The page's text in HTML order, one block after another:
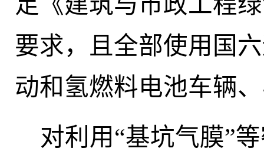
要求，且全部使用国
动和氢燃料电池车辆
对利用 “基坑气膜”